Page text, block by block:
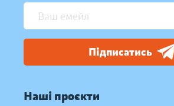
Підписатись
Наші проєкти